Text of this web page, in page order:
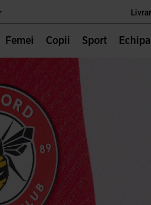
Unica pagină
Unica pagină
Femei Copii Sport